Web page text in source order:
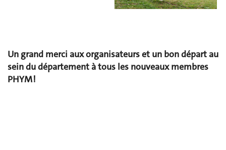
Un grand merci aux organisateurs et un bon départ au
sein du département à tous les nouveaux membres
PHYM !